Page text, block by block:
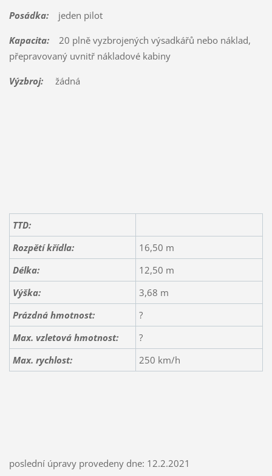
Posádka:jeden pilot
Kapacita:20 plně vyzbrojených výsadkářů nebo náklad,
přepravovaný uvnitř nákladové kabiny
Výzbroj:žádná
TTD:
Rozpětí křídla:
16,50 m
Délka:
12,50 m
Výška:
3,68 m
Prázdná hmotnost:
?
Max. vzletová hmotnost:
?
Max. rychlost:
250 km/h
poslední úpravy provedeny dne: 12.2.2021